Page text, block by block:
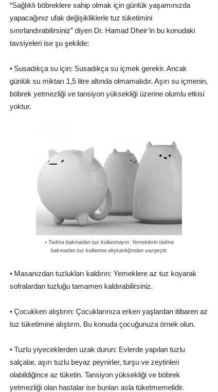
“Sağlıklı böbreklere sahip olmak için günlük yaşamınızda
yapacağınız ufak değişikliklerle tuz tüketimini
sınırlandırabilirsiniz” diyen Dr. Hamad Dheir’in bu konudaki
tavsiyeleri ise şu şekilde:
• Susadıkça su için: Susadıkça su içmek gerekir. Ancak
günlük su miktarı 1,5 litre altında olmamalıdır. Aşırı su içmenin,
böbrek yetmezliği ve tansiyon yüksekliği üzerine olumlu etkisi
yoktur.
• Tadına bakmadan tuz kullanmayın: Yemeklerin tadına
bakmadan tuz kullanma alışkanlığından vazgeçin.
• Masanızdan tuzlukları kaldırın: Yemeklere az tuz koyarak
sofralardan tuzluğu tamamen kaldırabilirsiniz.
• Çocukken alıştırın: Çocuklarınıza erken yaşlardan itibaren az
tuz tüketimine alıştırın. Bu konuda çocuğunuza örnek olun.
• Tuzlu yiyeceklerden uzak durun: Evlerde yapılan tuzlu
salçalar, aşırı tuzlu beyaz peynirler, turşu ve zeytinleri
olabildiğince az tüketin. Tansiyon yüksekliği ve böbrek
yetmezliği olan hastalar ise bunları asla tüketmemelidir.